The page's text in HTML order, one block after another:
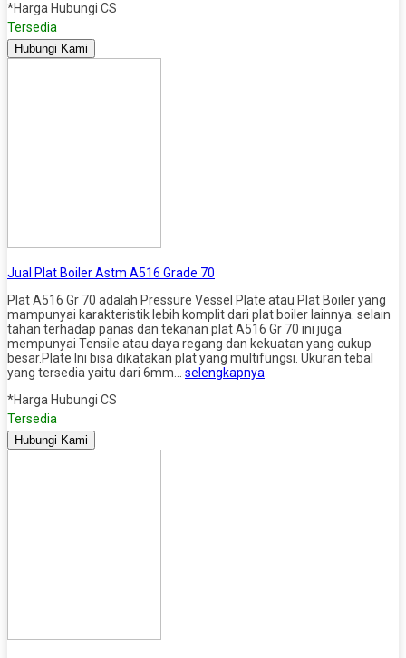
*Harga Hubungi CS
Tersedia
Hubungi Kami
Jual Plat Boiler Astm A516 Grade 70
Plat A516 Gr 70 adalah Pressure Vessel Plate atau Plat Boiler yang
mampunyai karakteristik lebih komplit dari plat boiler lainnya. selain
tahan terhadap panas dan tekanan plat A516 Gr 70 ini juga
mempunyai Tensile atau daya regang dan kekuatan yang cukup
besar.Plate Ini bisa dikatakan plat yang multifungsi. Ukuran tebal
yang tersedia yaitu dari 6mm… selengkapnya
*Harga Hubungi CS
Tersedia
Hubungi Kami